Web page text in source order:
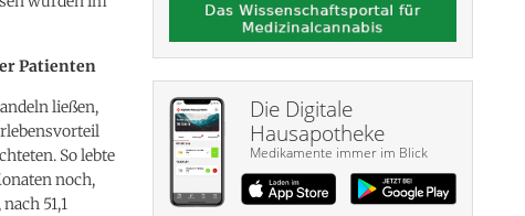
Patienten
ließen,
So lebte
noch,
51,1
Die Digitale
Hausapotheke
Medikamente immer im Blick